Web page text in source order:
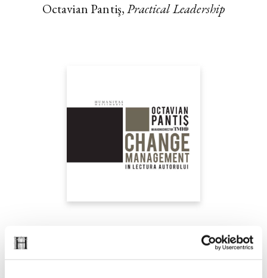
Octavian Pantiş,Practical Leadership
Change Management